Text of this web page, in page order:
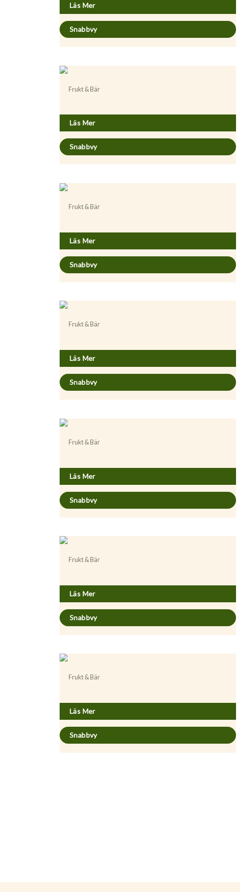
Läs Mer
Snabbvy
Frukt & Bär
Läs Mer
Snabbvy
Frukt & Bär
Läs Mer
Snabbvy
Frukt & Bär
Läs Mer
Snabbvy
Frukt & Bär
Läs Mer
Snabbvy
Frukt & Bär
Läs Mer
Snabbvy
Frukt & Bär
Läs Mer
Snabbvy